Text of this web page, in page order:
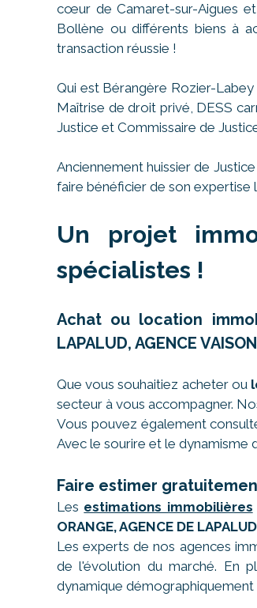
cœur de Camaret-sur-Aigues
Bollène ou différents biens à
transaction réussie !
Qui est Bérangère Rozier-
Maîtrise de droit privé, DESS
Justice et Commissaire de
Anciennement huissier de
faire bénéficier de son
Un projet
spécialistes !
Achat ou location
LAPALUD, AGENCE
Que vous souhaitiez acheter ou
secteur à vous accompagner.
Vous pouvez également
Avec le sourire et le dynamisme
Faire estimer
Les estimations immobilières
ORANGE, AGENCE DE
Les experts de nos agences
de l'évolution du marché. En
dynamique